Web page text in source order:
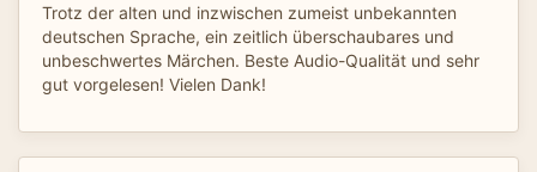
Trotz der alten und inzwischen zumeist unbekannten
deutschen Sprache, ein zeitlich überschaubares und
unbeschwertes Märchen. Beste Audio-Qualität und sehr
gut vorgelesen! Vielen Dank!